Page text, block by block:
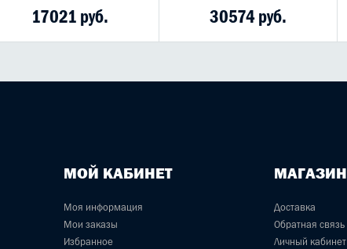
17021 руб. 30574 руб.
МОЙ КАБИНЕТ
Моя информация
Мои заказы
Избранное
МАГАЗИН
Доставка
Обратная связь
Личный кабинет